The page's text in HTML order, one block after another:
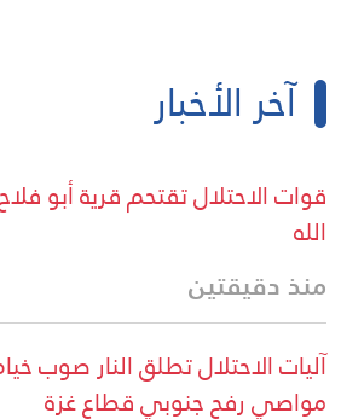
آخر الأخبار
قوات الاحتلال تقتحم قرية أبو
الله
منذ دقيقتين
آليات الاحتلال تطلق النار صوب
مواصي رفح جنوبي قطاع غزة